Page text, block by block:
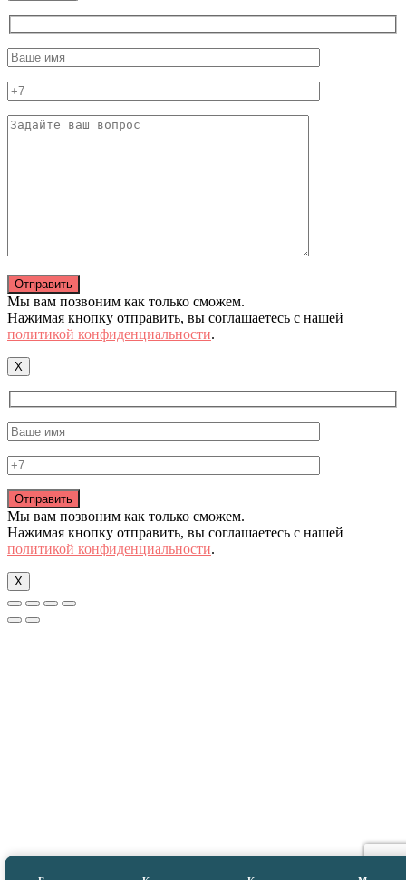
Мы вам позвоним как только сможем.
Нажимая кнопку отправить, вы соглашаетесь с нашей
политикой конфиденциальности.
X
Мы вам позвоним как только сможем.
Нажимая кнопку отправить, вы соглашаетесь с нашей
политикой конфиденциальности.
X